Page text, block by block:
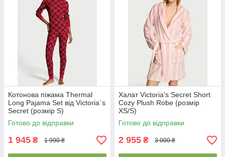
Котонова піжама Thermal
Long Pajama Set від Victoria`s
Secret (розмір S)
Готово до відправки
1 945 ₴ 1 990 ₴
Халат Victoria's Secret Short
Cozy Plush Robe (розмір
XS/S)
Готово до відправки
2 955 ₴ 3 000 ₴